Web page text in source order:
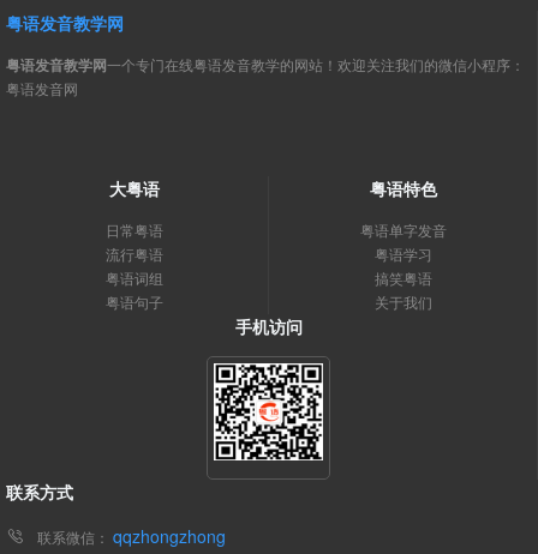
粤语发音教学网
粤语发音教学网一个专门在线粤语发音教学的网站！欢迎关注我们的微信小程序：
粤语发音网
大粤语
日常粤语
流行粤语
粤语词组
粤语句子
粤语特色
粤语单字发音
粤语学习
搞笑粤语
关于我们
手机访问
联系方式
联系微信： qqzhongzhong